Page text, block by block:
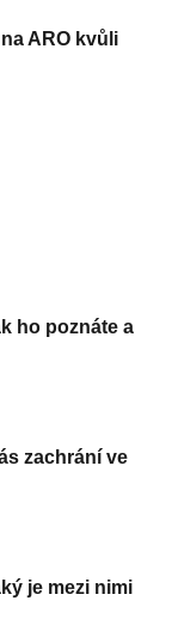
ARO kvůli
ho poznáte a
zachrání ve
je mezi nimi